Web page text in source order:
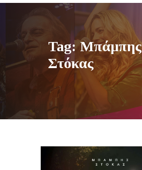
Tag: Μπάμπης
Στόκας